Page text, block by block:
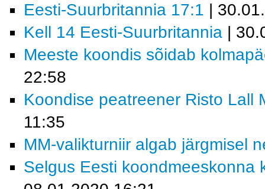
Eesti-Suurbritannia 17:1 |
Kell 14 Eesti-Suurbritannia |
Meeste koondis sõidab
22:58
Koondise peatreener Risto Lall
11:35
MM-valikturniir algab järgmisel
Selgus Eesti koondmeeskonna